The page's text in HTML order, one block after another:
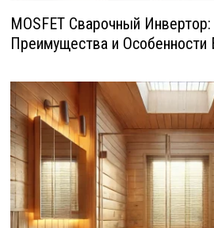
MOSFET Сварочный
Преимущества и Особенности